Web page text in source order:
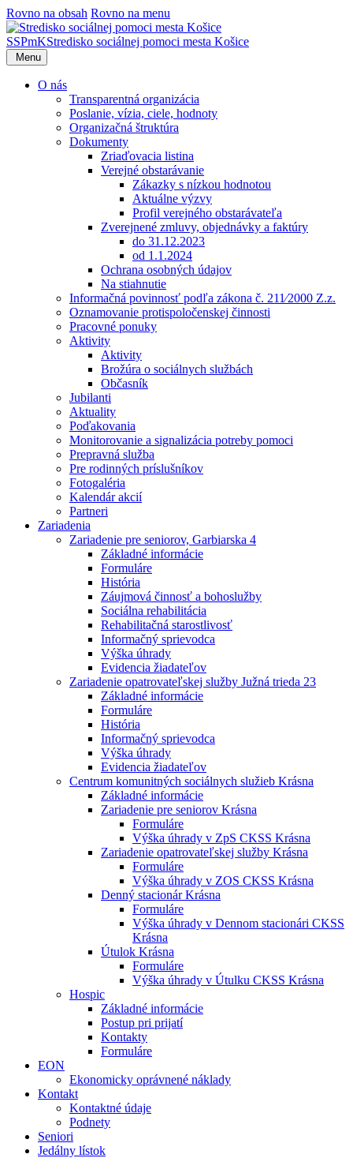
Rovno na obsah Rovno na menu
SSPmKStredisko sociálnej pomoci mesta Košice
Menu
O nás
Transparentná organizácia
Poslanie, vízia, ciele, hodnoty
Organizačná štruktúra
Dokumenty
Zriaďovacia listina
Verejné obstarávanie
Zákazky s nízkou hodnotou
Aktuálne výzvy
Profil verejného obstarávateľa
Zverejnené zmluvy, objednávky a faktúry
do 31.12.2023
od 1.1.2024
Ochrana osobných údajov
Na stiahnutie
Informačná povinnosť podľa zákona č. 211⁄2000 Z.z.
Oznamovanie protispoločenskej činnosti
Pracovné ponuky
Aktivity
Aktivity
Brožúra o sociálnych službách
Občasník
Jubilanti
Aktuality
Poďakovania
Monitorovanie a signalizácia potreby pomoci
Prepravná služba
Pre rodinných príslušníkov
Fotogaléria
Kalendár akcií
Partneri
Zariadenia
Zariadenie pre seniorov, Garbiarska 4
Základné informácie
Formuláre
História
Záujmová činnosť a bohoslužby
Sociálna rehabilitácia
Rehabilitačná starostlivosť
Informačný sprievodca
Výška úhrady
Evidencia žiadateľov
Zariadenie opatrovateľskej služby Južná trieda 23
Základné informácie
Formuláre
História
Informačný sprievodca
Výška úhrady
Evidencia žiadateľov
Centrum komunitných sociálnych služieb Krásna
Základné informácie
Zariadenie pre seniorov Krásna
Formuláre
Výška úhrady v ZpS CKSS Krásna
Zariadenie opatrovateľskej služby Krásna
Formuláre
Výška úhrady v ZOS CKSS Krásna
Denný stacionár Krásna
Formuláre
Výška úhrady v Dennom stacionári CKSS
Krásna
Útulok Krásna
Formuláre
Výška úhrady v Útulku CKSS Krásna
Hospic
Základné informácie
Postup pri prijatí
Kontakty
Formuláre
EON
Ekonomicky oprávnené náklady
Kontakt
Kontaktné údaje
Podnety
Seniori
Jedálny lístok